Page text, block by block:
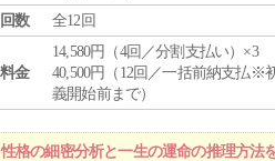
回数
全12回
料金
14,580円（4回／分割支払い）×3
40,500円（12回／一括前納支払※
義開始前まで）
格の細密分析と一生の運命の推理方法